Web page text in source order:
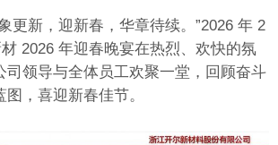
更新，迎新春，华章待续。”2026 年 2
2026 年迎春晚宴在热烈、欢快的氛
司领导与全体员工欢聚一堂，回顾奋斗
，喜迎新春佳节。